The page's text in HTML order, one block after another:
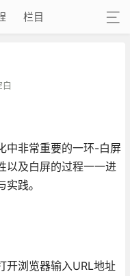
栏目
白
中非常重要的一环-白屏
以及白屏的过程一一进
践。
开浏览器输入URL地址